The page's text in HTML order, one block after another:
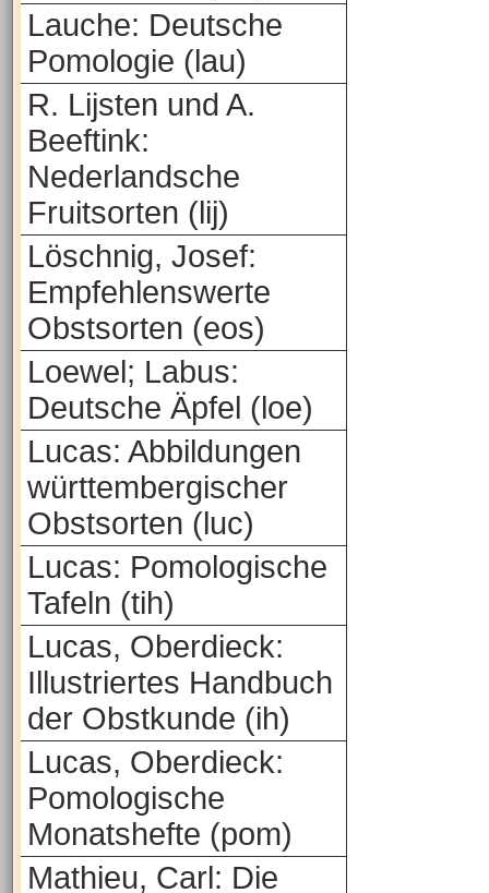
Lauche: Deutsche
Pomologie (lau)
R. Lijsten und A.
Beeftink:
Nederlandsche
Fruitsorten (lij)
Löschnig, Josef:
Empfehlenswerte
Obstsorten (eos)
Loewel; Labus:
Deutsche Äpfel (loe)
Lucas: Abbildungen
württembergischer
Obstsorten (luc)
Lucas: Pomologische
Tafeln (tih)
Lucas, Oberdieck:
Illustriertes Handbuch
der Obstkunde (ih)
Lucas, Oberdieck:
Pomologische
Monatshefte (pom)
Mathieu, Carl: Die